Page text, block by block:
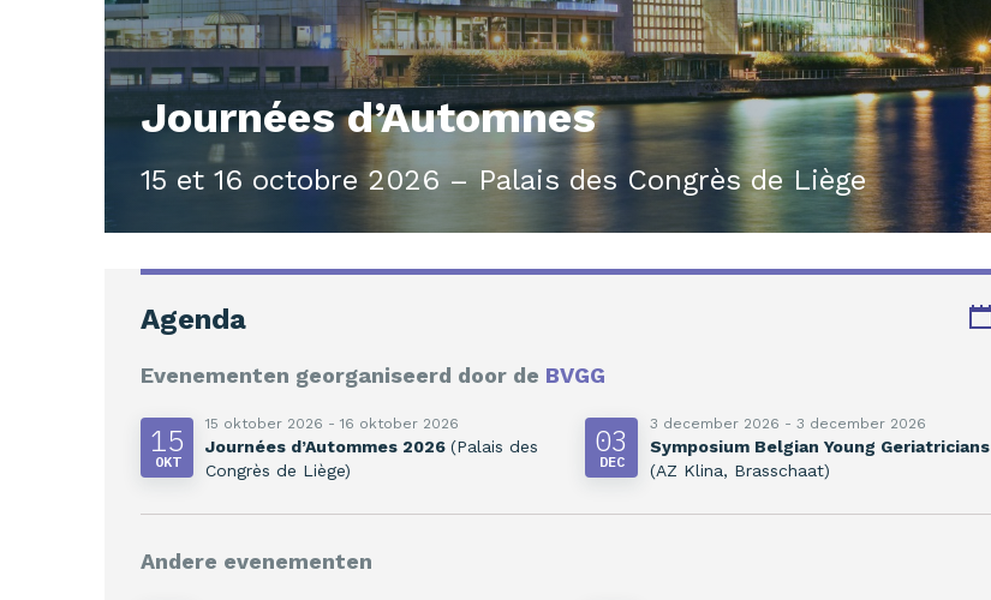
Journées d’Automnes
15 et 16 octobre 2026 – Palais des Congrès de Liège
Agenda
Evenementen georganiseerd door de BVGG
15
OKT
15 oktober 2026 - 16 oktober 2026
Journées d’Autommes 2026 (Palais des
Congrès de Liège)
03
DEC
3 december 2026 - 3 december 2026
Symposium Belgian Young Geriatricians
(AZ Klina, Brasschaat)
Andere evenementen